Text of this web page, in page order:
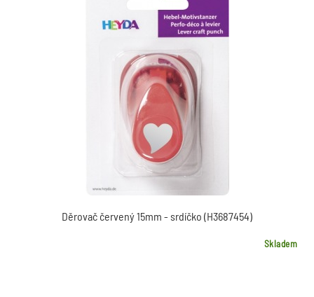
Děrovač červený 15mm - srdíčko (H3687454)
Skladem